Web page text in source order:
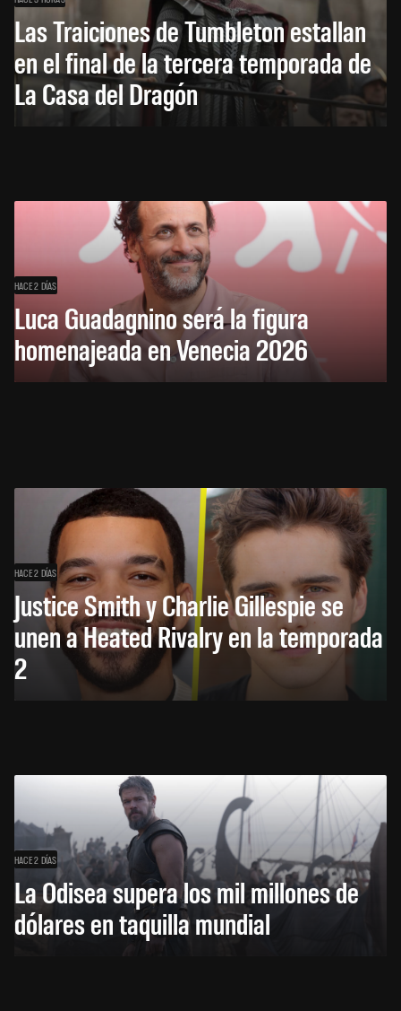
Las Traiciones de Tumbleton estallan
en el final de la tercera temporada de
La Casa del Dragón
HACE 2 DÍAS
Luca Guadagnino será la figura
homenajeada en Venecia 2026
HACE 2 DÍAS
Justice Smith y Charlie Gillespie se
unen a Heated Rivalry en la temporada
2
HACE 2 DÍAS
La Odisea supera los mil millones de
dólares en taquilla mundial